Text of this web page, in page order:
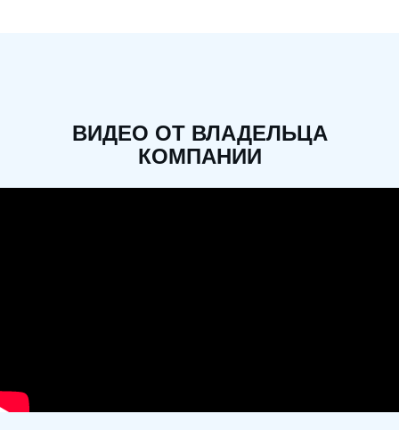
ВИДЕО ОТ ВЛАДЕЛЬЦА
КОМПАНИИ